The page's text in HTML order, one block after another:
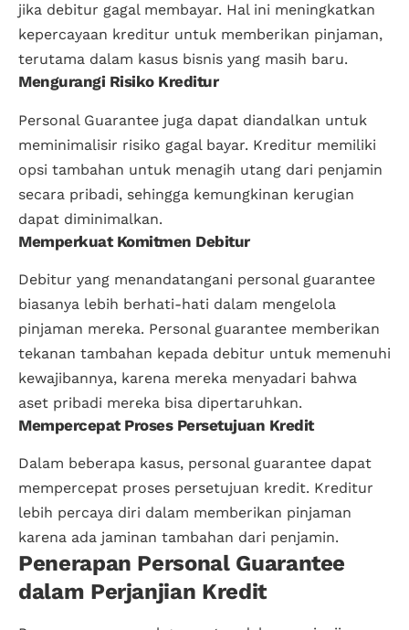
jika debitur gagal membayar. Hal ini meningkatkan
kepercayaan kreditur untuk memberikan pinjaman,
terutama dalam kasus bisnis yang masih baru.
Mengurangi Risiko Kreditur
Personal Guarantee juga dapat diandalkan untuk
meminimalisir risiko gagal bayar. Kreditur memiliki
opsi tambahan untuk menagih utang dari penjamin
secara pribadi, sehingga kemungkinan kerugian
dapat diminimalkan.
Memperkuat Komitmen Debitur
Debitur yang menandatangani personal guarantee
biasanya lebih berhati-hati dalam mengelola
pinjaman mereka. Personal guarantee memberikan
tekanan tambahan kepada debitur untuk memenuhi
kewajibannya, karena mereka menyadari bahwa
aset pribadi mereka bisa dipertaruhkan.
Mempercepat Proses Persetujuan Kredit
Dalam beberapa kasus, personal guarantee dapat
mempercepat proses persetujuan kredit. Kreditur
lebih percaya diri dalam memberikan pinjaman
karena ada jaminan tambahan dari penjamin.
Penerapan Personal Guarantee
dalam Perjanjian Kredit